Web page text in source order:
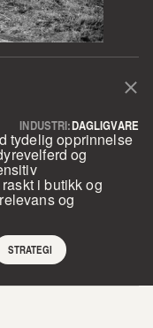
INDUSTRI:DAGLIGVARE
tydelig opprinnelse
og
i butikk og
og
STRATEGI